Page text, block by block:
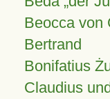
Beocca von
Bertrand
Bonifatius
Claudius